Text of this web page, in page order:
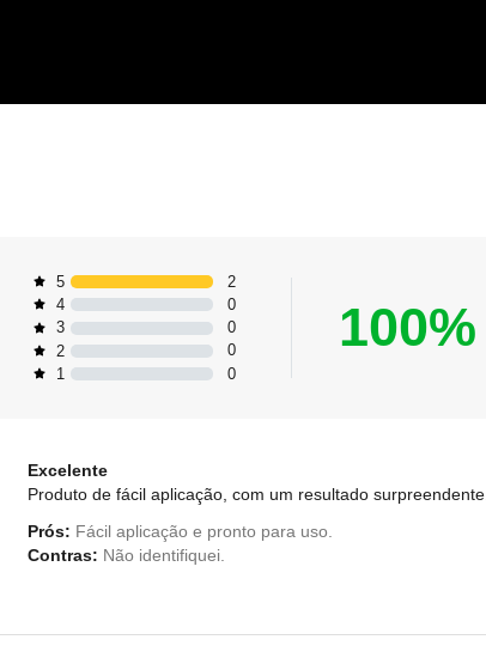
5
2
4
0
3
0
2
0
1
0
100%
Excelente
Produto de fácil aplicação, com um resultado surpreendente.
Prós: Fácil aplicação e pronto para uso.
Contras: Não identifiquei.